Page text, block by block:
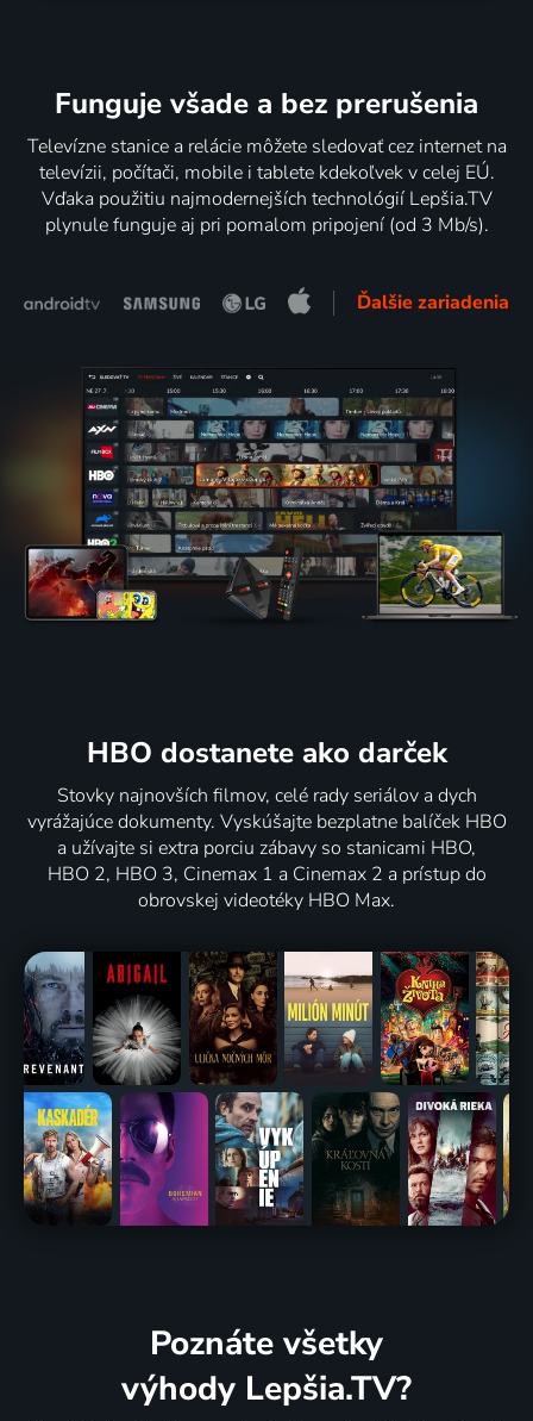
Funguje všade a bez prerušenia
Televízne stanice a relácie môžete sledovať cez internet na
televízii, počítači, mobile i tablete kdekoľvek v celej EÚ.
Vďaka použitiu najmodernejších technológií Lepšia.TV
plynule funguje aj pri pomalom pripojení (od 3 Mb/s).
Ďalšie zariadenia
HBO dostanete ako darček
Stovky najnovších filmov, celé rady seriálov a dych
vyrážajúce dokumenty. Vyskúšajte bezplatne balíček HBO
a užívajte si extra porciu zábavy so stanicami HBO,
HBO 2, HBO 3, Cinemax 1 a Cinemax 2 a prístup do
obrovskej videotéky HBO Max.
Poznáte všetky
výhody Lepšia.TV?